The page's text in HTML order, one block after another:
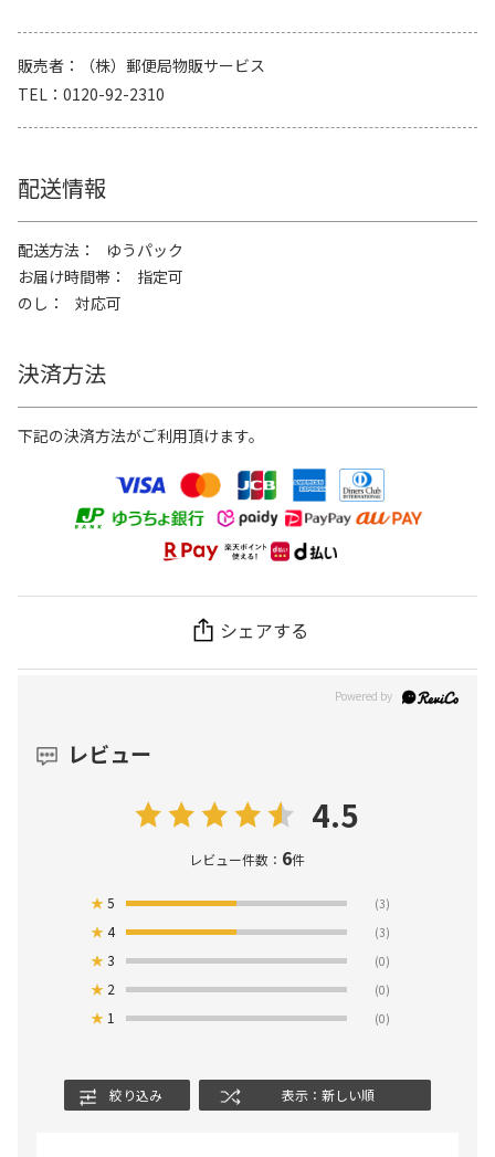
販売者
（株）郵便局物販サービス
TEL
0120-92-2310
配送情報
配送方法
ゆうパック
お届け時間帯
指定可
のし
対応可
決済方法
下記の決済方法がご利用頂けます。
シェアする
レビュー
4.5
レビュー件数： 6件
★5 (3)
★4 (3)
★3 (0)
★ 2 (0)
★ 1 (0)
絞り込み 表示：新しい順